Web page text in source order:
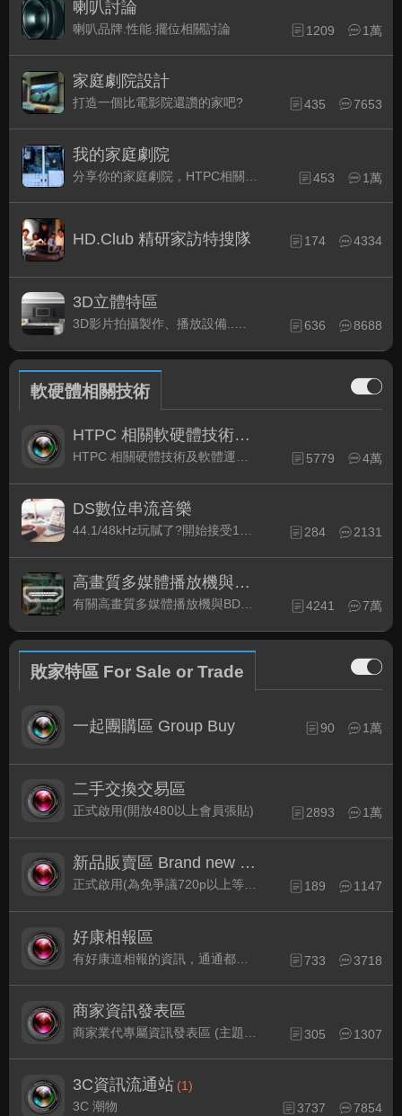
喇叭討論
喇叭品牌.性能.擺位相關討論 1209 1萬
家庭劇院設計
打造一個比電影院還讚的家吧? 435 7653
我的家庭劇院
453 1萬
HD.Club 精研家訪特搜隊 174 4334
3D立體特區
3D影片拍攝製作、播放設備..等相關討論 636 8688
軟硬體相關技術
HTPC 相關軟硬體技術及運用
5779 4萬
DS數位串流音樂
284 2131
高畫質多媒體播放機與BD討論區
有關高畫質多媒體播放機與BD相關討論區 4241 7萬
敗家特區 For Sale or Trade
一起團購區 Group Buy 90 1萬
二手交換交易區
正式啟用(開放480以上會員張貼) 2893 1萬
新品販賣區 Brand new Plaza
正式啟用(為免爭議720p以上等級發表限定) 189 1147
好康相報區
733 3718
商家資訊發表區
305 1307
3C資訊流通站 (1)
3C 潮物
3737 7854